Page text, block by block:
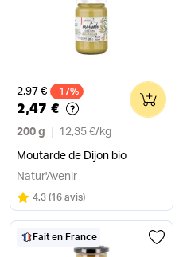
Ancien prix
2,97 € -17%
2,47 €
200 g 12,35 €/ kg
Moutarde de Dijon bio
0
Natur'Avenir
Note
4.3 sur 5
(16 avis)
Fait en France